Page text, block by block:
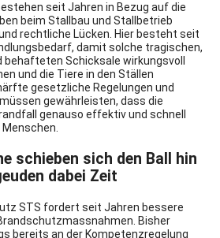
seit Jahren in Bezug auf die
beim Stallbau und Stallbetrieb
rechtliche Lücken. Hier besteht seit
damit solche tragischen,
Schicksale wirkungsvoll
und die Tiere in den Ställen
gesetzliche Regelungen und
gewährleisten, dass die
genauso effektiv und schnell
schieben sich den Ball hin
dabei Zeit
STS fordert seit Jahren bessere
Bisher
bereits an der Kompetenzregelung